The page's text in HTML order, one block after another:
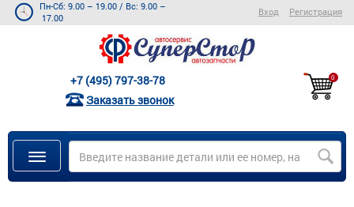
Пн-Сб: 9.00 – 19.00 / Вс: 9.00 –
17.00
Вход Регистрация
+7 (495) 797-38-78
Заказать звонок
0